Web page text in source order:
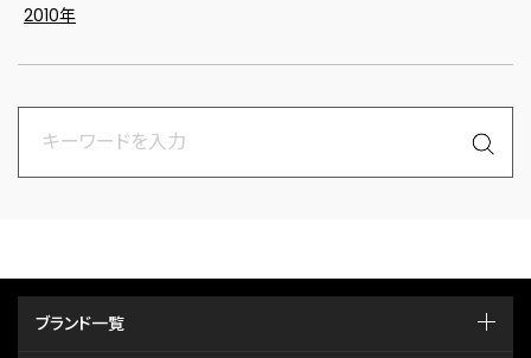
2010年
ブランド一覧